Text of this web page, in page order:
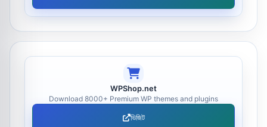
WPShop.net
Download 8000+ Premium WP themes and plugins
ভিজিট